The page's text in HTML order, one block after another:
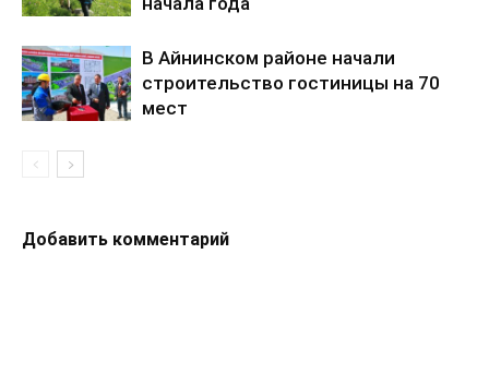
В Айнинском районе начали
строительство гостиницы на 70
мест
Добавить комментарий